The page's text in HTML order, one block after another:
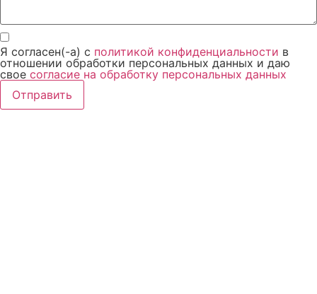
Я согласен(-а) с политикой конфиденциальности в
отношении обработки персональных данных и даю
свое согласие на обработку персональных данных
Отправить